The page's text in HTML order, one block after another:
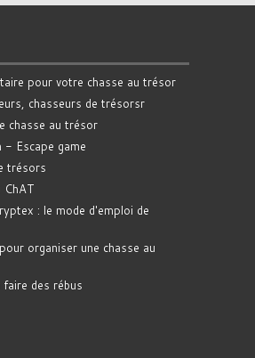
pour votre chasse au trésor
chasseurs de trésorsr
chasse au trésor
- Escape game
trésors
ChAT
: le mode d'emploi de
organiser une chasse au
faire des rébus